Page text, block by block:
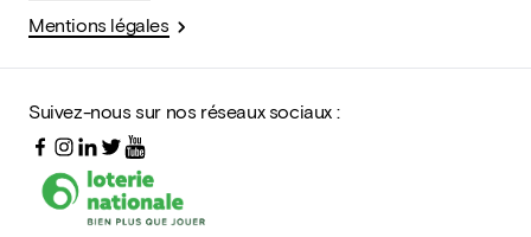
Mentions légales
Suivez-nous sur nos réseaux sociaux :